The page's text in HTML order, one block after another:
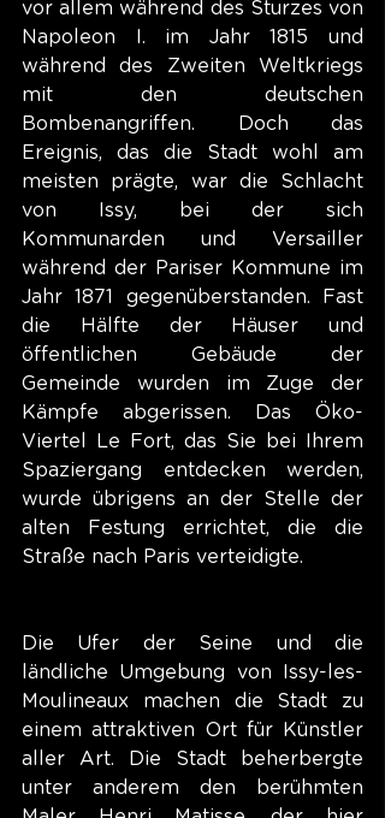
vor allem während des Sturzes von
Napoleon I. im Jahr 1815 und
während des Zweiten Weltkriegs
mit den deutschen
Bombenangriffen. Doch das
Ereignis, das die Stadt wohl am
meisten prägte, war die Schlacht
von Issy, bei der sich
Kommunarden und Versailler
während der Pariser Kommune im
Jahr 1871 gegenüberstanden. Fast
die Hälfte der Häuser und
öffentlichen Gebäude der
Gemeinde wurden im Zuge der
Kämpfe abgerissen. Das Öko-
Viertel Le Fort, das Sie bei Ihrem
Spaziergang entdecken werden,
wurde übrigens an der Stelle der
alten Festung errichtet, die die
Straße nach Paris verteidigte.
Die Ufer der Seine und die
ländliche Umgebung von Issy-les-
Moulineaux machen die Stadt zu
einem attraktiven Ort für Künstler
aller Art. Die Stadt beherbergte
unter anderem den berühmten